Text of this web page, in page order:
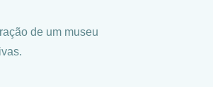
de um museu